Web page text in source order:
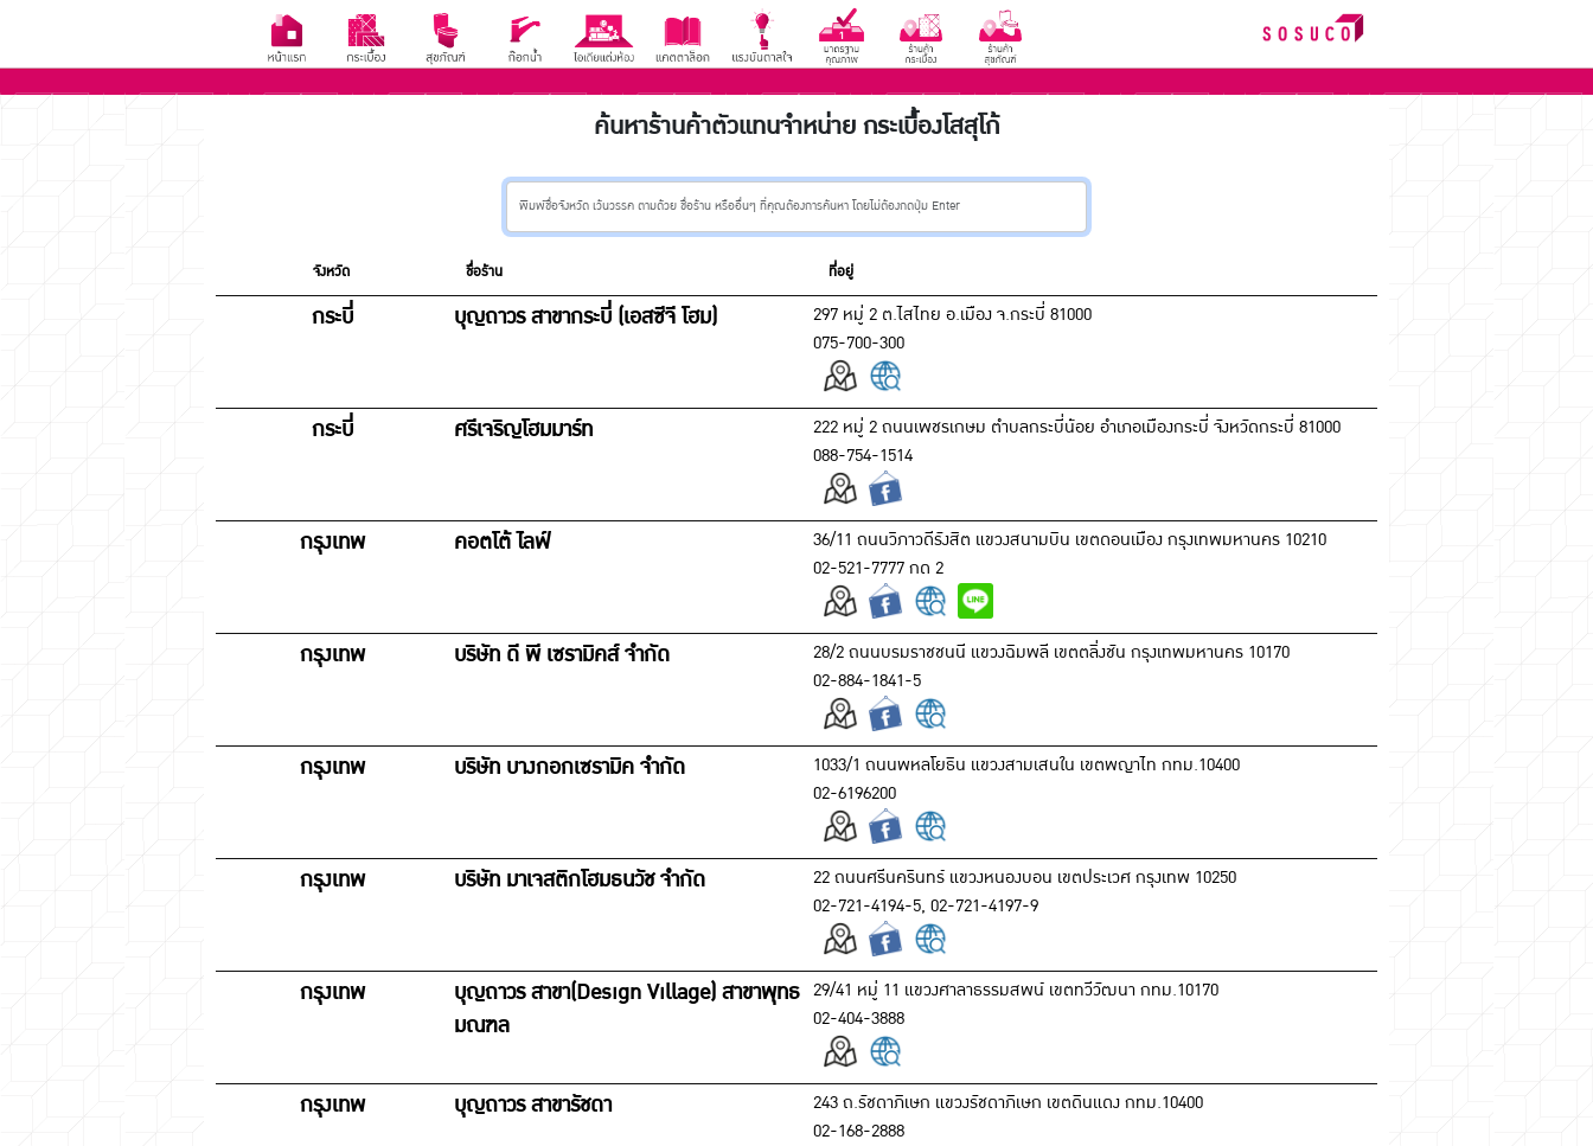
ค้นหาร้านค้าตัวแทนจำหน่าย กระเบื้องโสสุโก้
จังหวัด ชื่อร้าน ที่อยู่
กระบี่ บุญถาวร สาขากระบี่ (เอสซีจี โฮม)
297 หมู่ 2 ต.ไสไทย อ.เมือง จ.กระบี่ 81000
075-700-300
กระบี่ ศรีเจริญโฮมมาร์ท
222 หมู่ 2 ถนนเพชรเกษม ตำบลกระบี่น้อย อำเภอเมืองกระบี่ จังหวัดกระบี่ 81000
088-754-1514
กรุงเทพ คอตโต้ ไลฟ์
36/11 ถนนวิภาวดีรังสิต แขวงสนามบิน เขตดอนเมือง กรุงเทพมหานคร 10210
02-521-7777 กด 2
กรุงเทพ บริษัท ดี พี เซรามิคส์ จำกัด
28/2 ถนนบรมราชชนนี แขวงฉิมพลี เขตตลิ่งชัน กรุงเทพมหานคร 10170
02-884-1841-5
กรุงเทพ บริษัท บางกอกเซรามิค จำกัด
1033/1 ถนนพหลโยธิน แขวงสามเสนใน เขตพญาไท กทม.10400
02-6196200
กรุงเทพ บริษัท มาเจสติกโฮมธนวัช จำกัด
22 ถนนศรีนครินทร์ แขวงหนองบอน เขตประเวศ กรุงเทพ 10250
02-721-4194-5, 02-721-4197-9
กรุงเทพ
บุญถาวร สาขา(Design Village) สาขาพุทธ
มณฑล
29/41 หมู่ 11 แขวงศาลาธรรมสพน์ เขตทวีวัฒนา กทม.10170
02-404-3888
กรุงเทพ บุญถาวร สาขารัชดา
243 ถ.รัชดาภิเษก แขวงรัชดาภิเษก เขตดินแดง กทม.10400
02-168-2888